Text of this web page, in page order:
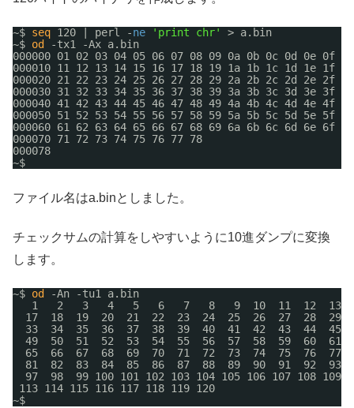
~$ seq 120 | perl -ne 'print chr'
> a.bin
~$ od
-tx1 -Ax a.bin
000000 01 02 03 04 05 06 07 08 09 0a 0b 0c 0d 0e 0f 10
000010 11 12 13 14 15 16 17 18 19 1a 1b 1c 1d 1e 1f 20
000020 21 22 23 24 25 26 27 28 29 2a 2b 2c 2d 2e 2f 30
000030 31 32 33 34 35 36 37 38 39 3a 3b 3c 3d 3e 3f 40
000040 41 42 43 44 45 46 47 48 49 4a 4b 4c 4d 4e 4f 50
000050 51 52 53 54 55 56 57 58 59 5a 5b 5c 5d 5e 5f 60
000060 61 62 63 64 65 66 67 68 69 6a 6b 6c 6d 6e 6f 70
000070 71 72 73 74 75 76 77 78
000078
~$
ファイル名はa.binとしました。
チェックサムの計算をしやすいように10進ダンプに変換
します。
~$ od
-An -tu1 a.bin
1   2   3   4   5   6   7   8   9  10  11  12  13
17  18  19  20  21  22  23  24  25  26  27  28  29
33  34  35  36  37  38  39  40  41  42  43  44  45
49  50  51  52  53  54  55  56  57  58  59  60  61
65  66  67  68  69  70  71  72  73  74  75  76  77
81  82  83  84  85  86  87  88  89  90  91  92  93
97  98  99 100 101 102 103 104 105 106 107 108 109
113 114 115 116 117 118 119 120
~$